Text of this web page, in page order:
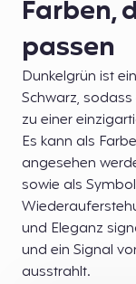
Farben,
passen
Dunkelgrün ist
Schwarz,
zu einer
Es kann als
angesehen
sowie als
und Eleganz
und ein Signal
ausstrahlt.